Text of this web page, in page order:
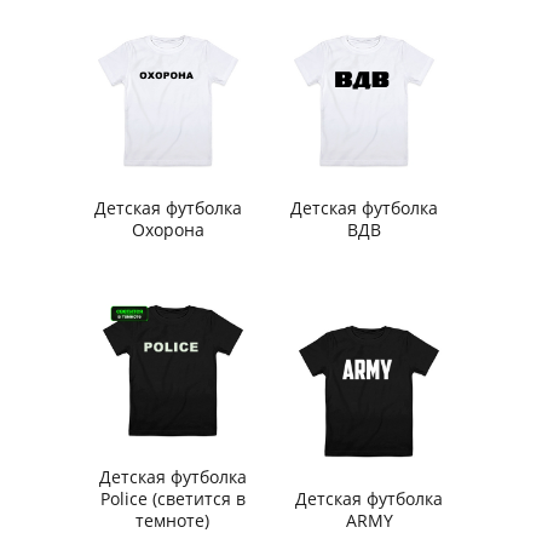
Детская футболка
Охорона
Детская футболка
ВДВ
Детская футболка
Police (светится в
темноте)
Детская футболка
ARMY